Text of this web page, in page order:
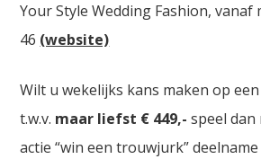
Your Style Wedding Fashion, vanaf
46 (website)
Wilt u wekelijks kans maken op
t.w.v. maar liefst € 449,- speel dan
actie “win een trouwjurk”